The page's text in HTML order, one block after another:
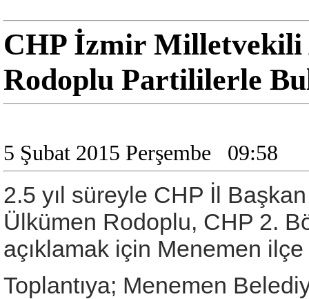
CHP İzmir Milletvekili
Rodoplu Partililerle
5 Şubat 2015 Perşembe 09:58
2.5 yıl süreyle CHP İl Başkan
Ülkümen Rodoplu, CHP 2.
açıklamak için Menemen
Toplantıya; Menemen